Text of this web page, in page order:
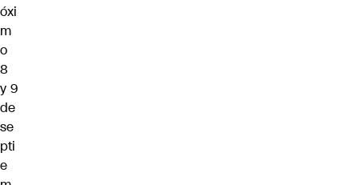
óxi
m
o
8
y 9
de
se
pti
e